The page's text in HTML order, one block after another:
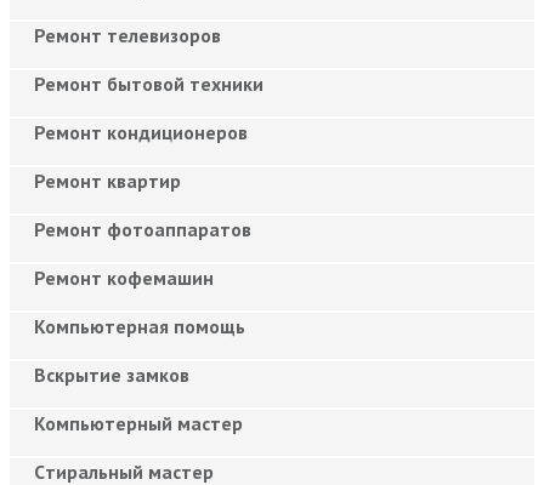
Ремонт телевизоров
Ремонт бытовой техники
Ремонт кондиционеров
Ремонт квартир
Ремонт фотоаппаратов
Ремонт кофемашин
Компьютерная помощь
Вскрытие замков
Компьютерный мастер
Cтиральный мастер